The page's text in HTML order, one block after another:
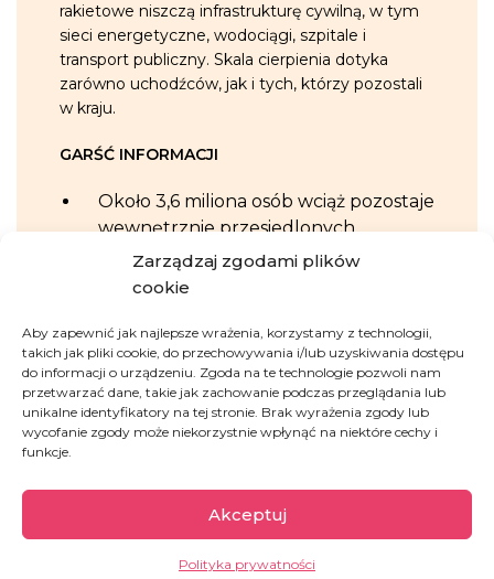
Zarządzaj zgodami plików
cookie
Aby zapewnić jak najlepsze wrażenia, korzystamy z technologii,
takich jak pliki cookie, do przechowywania i/lub uzyskiwania dostępu
do informacji o urządzeniu. Zgoda na te technologie pozwoli nam
przetwarzać dane, takie jak zachowanie podczas przeglądania lub
unikalne identyfikatory na tej stronie. Brak wyrażenia zgody lub
wycofanie zgody może niekorzystnie wpłynąć na niektóre cechy i
funkcje.
Akceptuj
Polityka prywatności
rakietowe niszczą infrastrukturę cywilną, w tym
sieci energetyczne, wodociągi, szpitale i
transport publiczny. Skala cierpienia dotyka
zarówno uchodźców, jak i tych, którzy pozostali
w kraju.
GARŚĆ INFORMACJI
Około 3,6 miliona osób wciąż pozostaje
wewnętrznie przesiedlonych.
Ponad 12,6 miliona osób bezpośrednio
stracili bliskich, a ich domy legły w
gruzach.
Zniszczenia infrastruktury objęły
między innymi 3 600 placówek
System ochrony zdrowia jest na skraju
ataków na placówki medyczne, w